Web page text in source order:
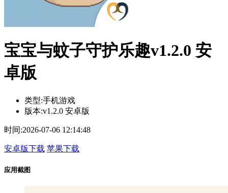
宝宝与蚊子守护乐趣v1.2.0 安
卓版
类型:手机游戏
版本:v1.2.0 安卓版
时间:2026-07-06 12:14:48
安卓版下载 苹果下载
应用截图